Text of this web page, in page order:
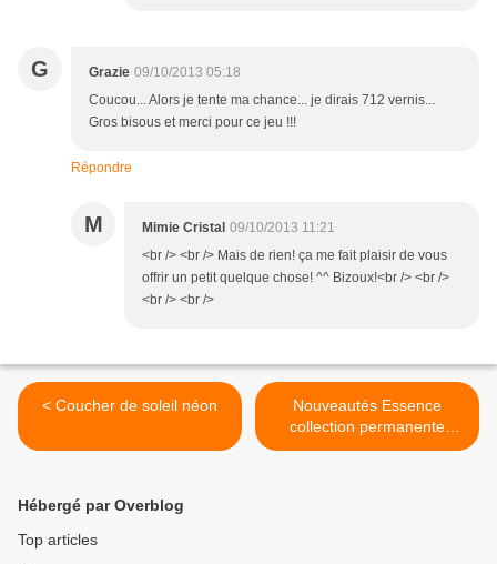
G Grazie 09/10/2013 05:18
Coucou... Alors je tente ma chance... je dirais 712 vernis...
Gros bisous et merci pour ce jeu !!!
Répondre
M Mimie Cristal 09/10/2013 11:21
<br /> <br /> Mais de rien! ça me fait plaisir de vous
offrir un petit quelque chose! ^^ Bizoux!<br /> <br />
<br /> <br />
< Coucher de soleil néon
Nouveautés Essence
collection permanente
automne-hiver 2013-14 >
Hébergé par Overblog
Top articles